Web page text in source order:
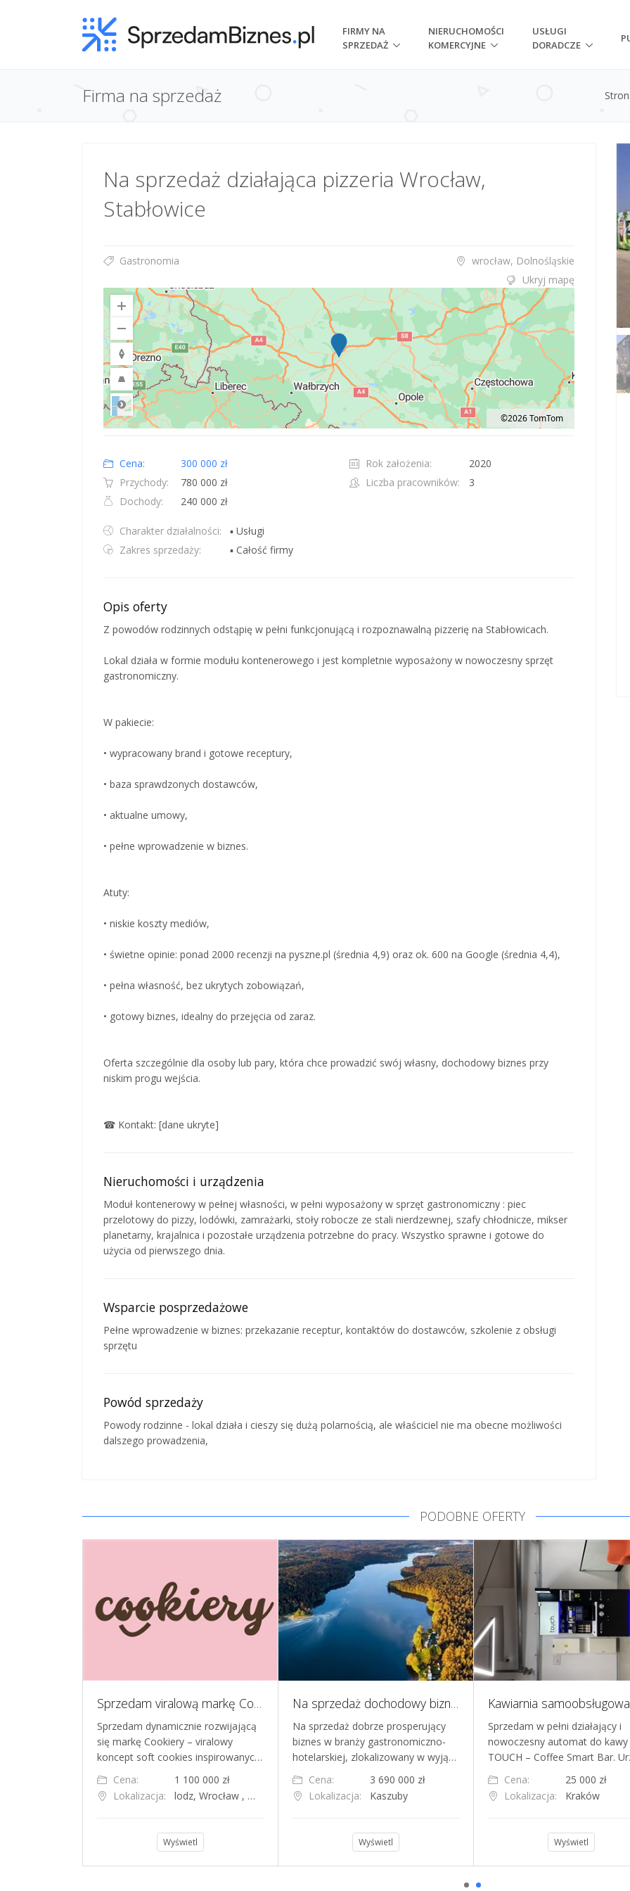
FIRMY NA
SPRZEDAŻ
NIERUCHOMOŚCI
KOMERCYJNE
USŁUGI
DORADCZE
Firma na sprzedaż
Na sprzedaż działająca pizzeria Wrocław,
Stabłowice
Gastronomia
wrocław, Dolnośląskie
Ukryj mapę
Map shortcuts: Zoom out: hyphen. Zoom in: plus. Pan right 100 pixels: right arrow. Pan left 100 pixels: left arrow. Pan up 100 pixels: up
Road
©2026 TomTom
Cena:
300 000 zł
Przychody:
780 000 zł
Dochody:
240 000 zł
Rok założenia:
2020
Liczba pracowników:
3
Charakter działalności:
▪ Usługi
Zakres sprzedaży:
▪ Całość firmy
Opis oferty
Z powodów rodzinnych odstąpię w pełni funkcjonującą i rozpoznawalną pizzerię na Stabłowicach.
Lokal działa w formie modułu kontenerowego i jest kompletnie wyposażony w nowoczesny sprzęt
gastronomiczny.
W pakiecie:
• wypracowany brand i gotowe receptury,
• baza sprawdzonych dostawców,
• aktualne umowy,
• pełne wprowadzenie w biznes.
Atuty:
• niskie koszty mediów,
• świetne opinie: ponad 2000 recenzji na pyszne.pl (średnia 4,9) oraz ok. 600 na Google (średnia 4,4),
• pełna własność, bez ukrytych zobowiązań,
• gotowy biznes, idealny do przejęcia od zaraz.
Oferta szczególnie dla osoby lub pary, która chce prowadzić swój własny, dochodowy biznes przy
niskim progu wejścia.
☎ Kontakt: [dane ukryte]
Nieruchomości i urządzenia
Moduł kontenerowy w pełnej własności, w pełni wyposażony w sprzęt gastronomiczny : piec
przelotowy do pizzy, lodówki, zamrażarki, stoły robocze ze stali nierdzewnej, szafy chłodnicze, mikser
planetarny, krajalnica i pozostałe urządzenia potrzebne do pracy. Wszystko sprawne i gotowe do
użycia od pierwszego dnia.
Wsparcie posprzedażowe
Pełne wprowadzenie w biznes: przekazanie receptur, kontaktów do dostawców, szkolenie z obsługi
sprzętu
Powód sprzedaży
Powody rodzinne - lokal działa i cieszy się dużą polarnością, ale właściciel nie ma obecne możliwości
dalszego prowadzenia,
PODOBNE OFERTY
Sprzedam viralową markę Cookiery - soft cookies Łódź, Wrocław, Warszawa I sprzedaż online w całej polsce
Sprzedam dynamicznie rozwijającą
się markę Cookiery – viralowy
koncept soft cookies inspirowanyc…
Cena:
1 100 000 zł
Lokalizacja:
lodz, Wrocław , Warszawa
Wyświetl
Na sprzedaż dochodowy biznes na Kaszubach, w turystycznej miejscowości z widokiem na jezioro
Na sprzedaż dobrze prosperujący
biznes w branży gastronomiczno-
hotelarskiej, zlokalizowany w wyją…
Cena:
3 690 000 zł
Lokalizacja:
Kaszuby
Wyświetl
Sprzedam w pełni działający i
nowoczesny automat do kawy
TOUCH – Coffee Smart Bar.
Cena:
25 000 zł
Lokalizacja:
Kraków
Wyświetl